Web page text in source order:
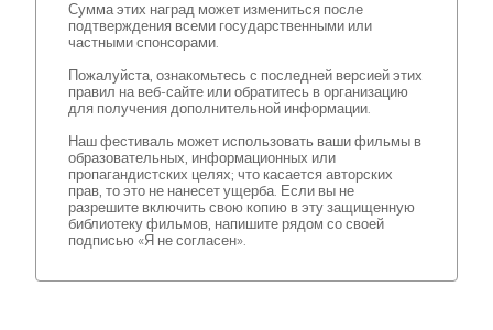
Сумма этих наград может измениться после
подтверждения всеми государственными или
частными спонсорами.
Пожалуйста, ознакомьтесь с последней версией этих
правил на веб-сайте или обратитесь в организацию
для получения дополнительной информации.
Наш фестиваль может использовать ваши фильмы в
образовательных, информационных или
пропагандистских целях; что касается авторских
прав, то это не нанесет ущерба. Если вы не
разрешите включить свою копию в эту защищенную
библиотеку фильмов, напишите рядом со своей
подписью «Я не согласен».